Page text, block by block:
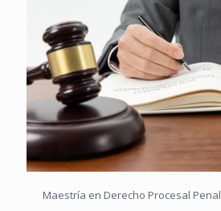
Maestría en Derecho Procesal Penal